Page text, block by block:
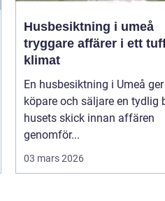
Husbesiktning i umeå
tryggare affärer i ett
klimat
En husbesiktning i Umeå ger
köpare och säljare en tydlig
husets skick innan affären
genomför...
03 mars 2026